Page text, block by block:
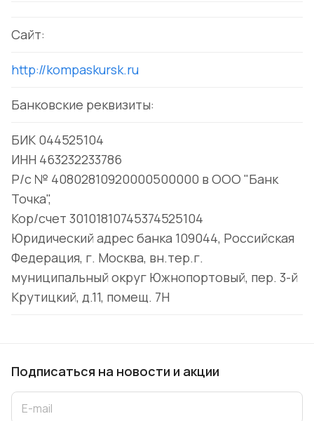
Сайт:
http://kompaskursk.ru
Банковские реквизиты:
БИК 044525104
ИНН 463232233786
Р/с № 40802810920000500000 в ООО "Банк
Точка",
Кор/счет 30101810745374525104
Юридический адрес банка 109044, Российская
Федерация, г. Москва, вн.тер.г.
муниципальный округ Южнопортовый, пер. 3-й
Крутицкий, д.11, помещ. 7Н
Подписаться на новости и акции